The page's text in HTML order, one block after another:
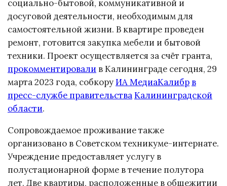
социально-бытовой, коммуникативной и
досуговой деятельности, необходимым для
самостоятельной жизни. В квартире проведен
ремонт, готовится закупка мебели и бытовой
техники. Проект осуществляется за счёт гранта,
прокомментировали в Калининграде сегодня, 29
марта 2023 года, собкоруИА МедиаКалибр в
пресс-службе правительстваКалининградской
области.
Сопровождаемое проживание также
организовано в Советском техникуме-интернате.
Учреждение предоставляет услугу в
полустационарной форме в течение полутора
лет. Две квартиры, расположенные в общежитии